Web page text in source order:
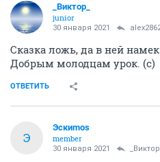
_Виктор_
juniоr
30 января 2021
Сказка ложь, да в ней
Добрым молодцам урок. (с)
ОТВЕТИТЬ
Э
Эскиmos
member
30 января 2021 _Виктор_